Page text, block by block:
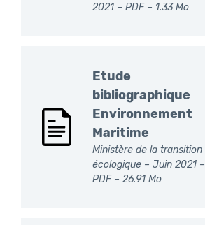
2021 – PDF– 1.33 Mo
Etude
bibliographique
Environnement
Maritime
Ministère de la transition
écologique – Juin 2021 –
PDF– 26.91 Mo